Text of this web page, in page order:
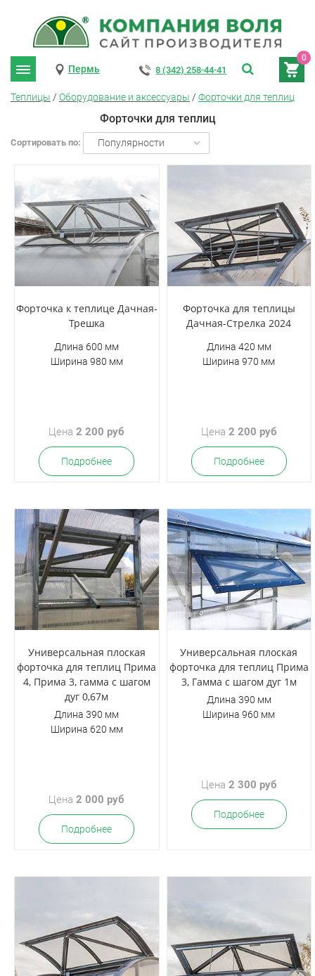
0
Пермь 8 (342) 258-44-41
Теплицы / Оборудование и аксессуары / Форточки для теплиц
Форточки для теплиц
Сортировать по: Популярности
Форточка к теплице Дачная-
Трешка
Длина 600 мм
Ширина 980 мм
Цена2 200 руб
Подробнее
Форточка для теплицы
Дачная-Стрелка 2024
Длина 420 мм
Ширина 970 мм
Цена 2 200 руб
Подробнее
Универсальная плоская
форточка для теплиц Прима
4, Прима 3, гамма с шагом
дуг 0,67м
Длина 390 мм
Ширина 620 мм
Цена2 000 руб
Подробнее
Универсальная плоская
форточка для теплиц Прима
3, Гамма с шагом дуг 1м
Длина 390 мм
Ширина 960 мм
Цена 2 300 руб
Подробнее